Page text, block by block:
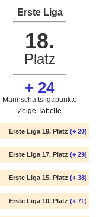
Erste Liga
18.
Platz
+ 24
Mannschaftsligapunkte
Zeige Tabelle
Erste Liga 19. Platz (+ 20)
Erste Liga 17. Platz (+ 29)
Erste Liga 15. Platz (+ 38)
Erste Liga 10. Platz (+ 71)